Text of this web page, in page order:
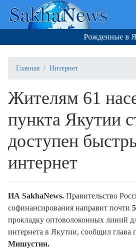
Рожденные в
Главная Интернет
Жителям 61
пункта Якутии
доступен
интернет
ИА SakhaNews. Правительство
софинансирования направит почти
прокладку оптоволоконных линий
интернета в Якутии, сообщил глава
Мишустин.